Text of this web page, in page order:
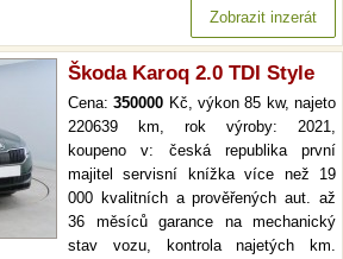
Zobrazit inzerát
Škoda Karoq 2.0 TDI Style
Cena:350000 Kč, výkon 85 kw, najeto
220639 km, rok výroby: 2021,
koupeno v: česká republika první
majitel servisní knížka více než 19
000 kvalitních a prověřených aut. až
36 měsíců garance na mechanický
stav vozu, kontrola najetých km.